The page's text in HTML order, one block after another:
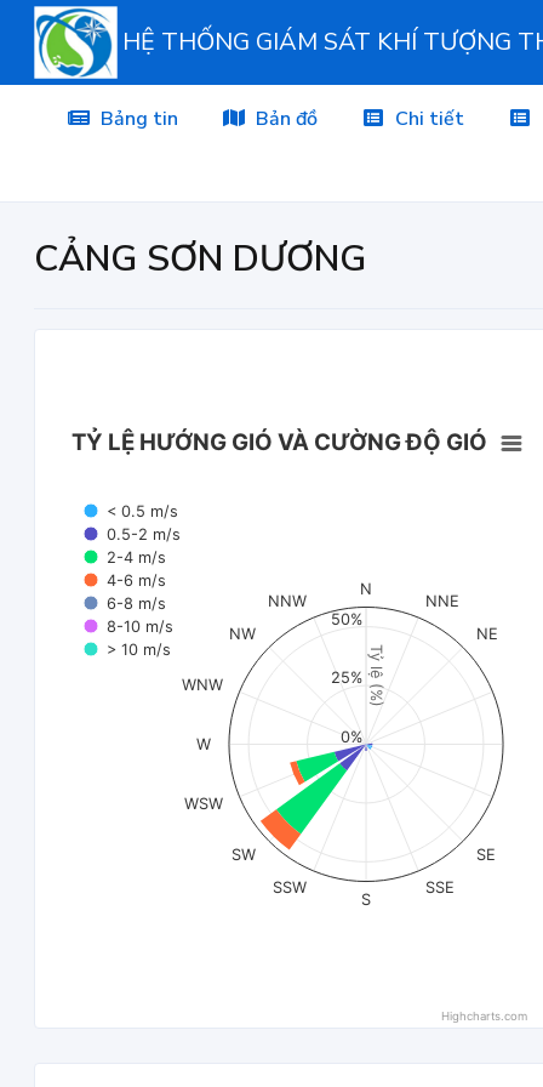
HỆ THỐNG GIÁM SÁT KHÍ TƯỢNG
Bảng tin Bản đồ Chi tiết
CẢNG SƠN DƯƠNG
Tỷ lệ (%)
TỶ LỆ HƯỚNG GIÓ VÀ CƯỜNG ĐỘ GIÓ
< 0.5 m/s
0.5-2 m/s
2-4 m/s
4-6 m/s
6-8 m/s
8-10 m/s
> 10 m/s
N
NNE
NE
SE
SSE
S
SSW
SW
WSW
W
WNW
NW
NNW
0%
25%
50%
Highcharts.com